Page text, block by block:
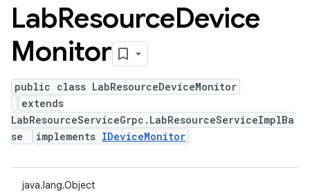
LabResourceDevice
Monitor
public class LabResourceDeviceMonitor
extends
LabResourceServiceGrpc.LabResourceServiceImplBa
se
implements IDeviceMonitor
java.lang.Object